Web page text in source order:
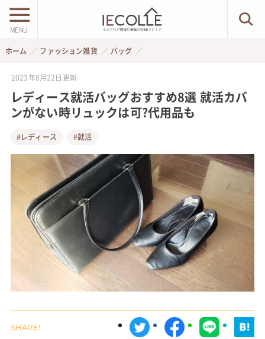
MENU
ホーム ファッション雑貨 バッグ
2023年8月22日 更新
レディース就活バッグおすすめ8選 就活カバ
ンがない時リュックは可?代用品も
#レディース #就活